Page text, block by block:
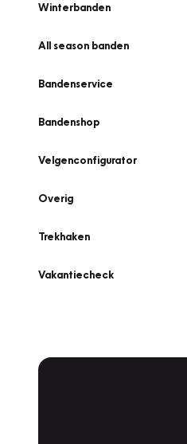
Winterbanden
All season banden
Bandenservice
Bandenshop
Velgenconfigurator
Overig
Trekhaken
Vakantiecheck